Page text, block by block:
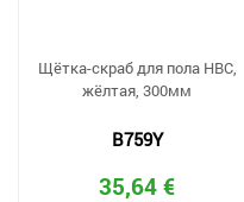
Щётка-скраб для пола HBC,
жёлтая, 300мм
B759Y
35,64 €